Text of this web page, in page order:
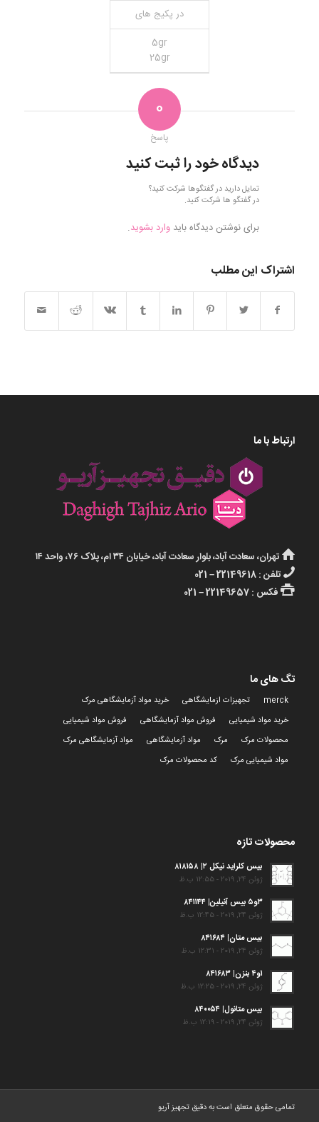
در پکیج های
5gr
25gr
0
پاسخ
دیدگاه خود را ثبت کنید
تمایل دارید در گفتگوها شرکت کنید؟
در گفتگو ها شرکت کنید.
برای نوشتن دیدگاه باید وارد بشوید.
اشتراک این مطلب
ارتباط با ما
تهران، سعادت آباد، بلوار سعادت آباد، خیابان ۳۴ ام، پلاک ۷۶، واحد ۱۴
تلفن : 22149618 – 021
فکس : 22149657 – 021
تگ های ما
merck تجهیزات ازمایشگاهی
خرید مواد آزمایشگاهی مرک
خرید مواد شیمیایی
فروش مواد آزمایشگاهی
فروش مواد شیمیایی
محصولات مرک
مرک مواد آزمایشگاهی
مواد آزمایشگاهی مرک
مواد شیمیایی مرک
کد محصولات مرک
محصولات تازه
بیس کلراید نیکل ۲| ۸۱۸۱۵۸
ژوئن 24, 2019 - 12:55 ب.ظ
۳و۵ بیس آنیلین| ۸۴۱۱۴۴
ژوئن 24, 2019 - 12:45 ب.ظ
بیس متان| ۸۴۱۶۸۴
ژوئن 24, 2019 - 12:31 ب.ظ
۱و۴ بنزن| ۸۴۱۶۸۳
ژوئن 24, 2019 - 12:25 ب.ظ
بیس متانول| ۸۴۰۰۵۴
ژوئن 24, 2019 - 12:19 ب.ظ
تمامی حقوق متعلق است به دقیق تجهیز آریو